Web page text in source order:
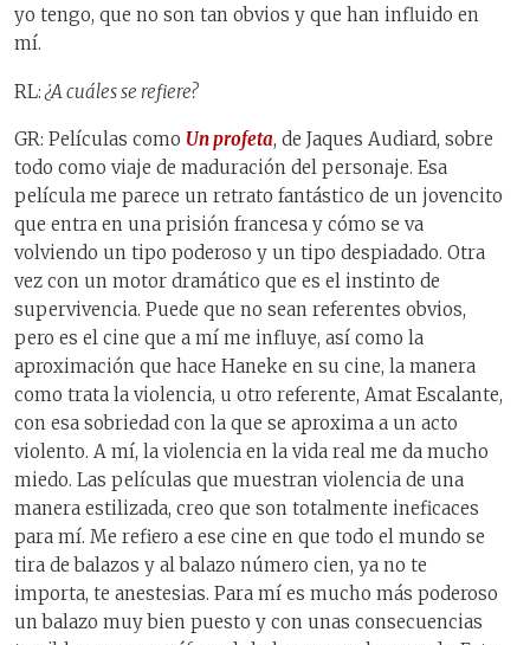
yo tengo, que no son tan obvios y que han influido en
mí.
RL:¿A cuáles se refiere?
GR: Películas como Un profeta, de Jaques Audiard, sobre
todo como viaje de maduración del personaje. Esa
película me parece un retrato fantástico de un jovencito
que entra en una prisión francesa y cómo se va
volviendo un tipo poderoso y un tipo despiadado. Otra
vez con un motor dramático que es el instinto de
supervivencia. Puede que no sean referentes obvios,
pero es el cine que a mí me influye, así como la
aproximación que hace Haneke en su cine, la manera
como trata la violencia, u otro referente, Amat Escalante,
con esa sobriedad con la que se aproxima a un acto
violento. A mí, la violencia en la vida real me da mucho
miedo. Las películas que muestran violencia de una
manera estilizada, creo que son totalmente ineficaces
para mí. Me refiero a ese cine en que todo el mundo se
tira de balazos y al balazo número cien, ya no te
importa, te anestesias. Para mí es mucho más poderoso
un balazo muy bien puesto y con unas consecuencias